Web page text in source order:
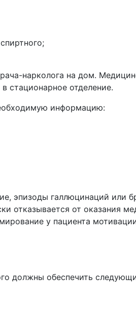
нарколога на дом.
стационарное отделение.
информацию:
эпизоды галлюцинаций или
отказывается от оказания
у пациента
должны обеспечить